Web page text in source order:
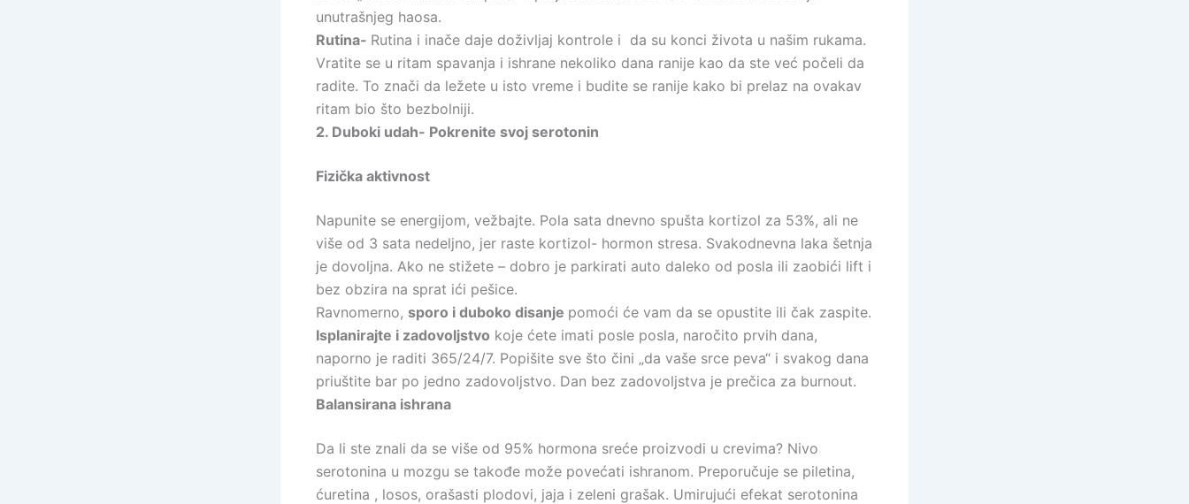
unutrašnjeg haosa.
Rutina- Rutina i inače daje doživljaj kontrole i da su konci života u našim rukama.
Vratite se u ritam spavanja i ishrane nekoliko dana ranije kao da ste već počeli da
radite. To znači da ležete u isto vreme i budite se ranije kako bi prelaz na ovakav
ritam bio što bezbolniji.
2. Duboki udah- Pokrenite svoj serotonin
Fizička aktivnost
Napunite se energijom, vežbajte. Pola sata dnevno spušta kortizol za 53%, ali ne
više od 3 sata nedeljno, jer raste kortizol- hormon stresa. Svakodnevna laka šetnja
je dovoljna. Ako ne stižete – dobro je parkirati auto daleko od posla ili zaobići lift i
bez obzira na sprat ići pešice.
Ravnomerno, sporo i duboko disanje pomoći će vam da se opustite ili čak zaspite.
Isplanirajte i zadovoljstvo koje ćete imati posle posla, naročito prvih dana,
naporno je raditi 365/24/7. Popišite sve što čini „da vaše srce peva“ i svakog dana
priuštite bar po jedno zadovoljstvo. Dan bez zadovoljstva je prečica za burnout.
Balansirana ishrana
Da li ste znali da se više od 95% hormona sreće proizvodi u crevima? Nivo
serotonina u mozgu se takođe može povećati ishranom. Preporučuje se piletina,
ćuretina , losos, orašasti plodovi, jaja i zeleni grašak. Umirujući efekat serotonina